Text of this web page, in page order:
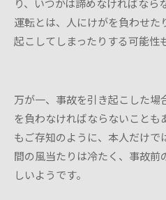
り、いつかは諦めなければなら
運転とは、人にけがを負わせた
起こしてしまったりする可能性
万が一、事故を引き起こした
を負わなければならないことも
もご存知のように、本人だけで
間の風当たりは冷たく、事故
しいようです。